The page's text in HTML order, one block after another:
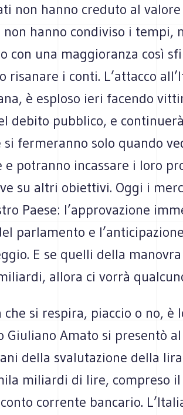
non hanno creduto al
hanno condiviso i tempi,
con una maggioranza così
risanare i conti. L’attacco
è esploso ieri facendo
debito pubblico, e
si fermeranno solo quando
e potranno incassare i loro
su altri obiettivi. Oggi i
Paese: l’approvazione
parlamento e
E se quelli della
allora ci vorrà
che si respira, piaccio o no, è
Giuliano Amato si presentò
della svalutazione della
miliardi di lire, compreso
corrente bancario.